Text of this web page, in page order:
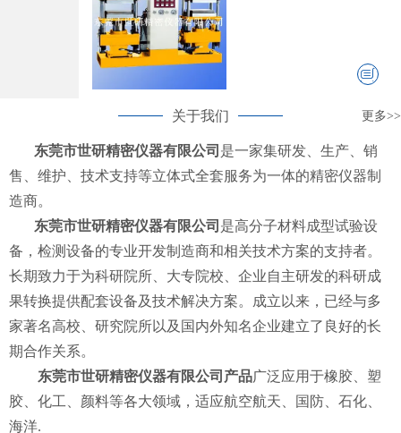
关于我们 更多>>
东莞市世研精密仪器有限公司 是一家集研发、生产、销
售、维护、技术支持等立体式全套服务为一体的精密仪器制
造商。
东莞市世研精密仪器有限公司 是高分子材料成型试验设
备，检测设备的专业开发制造商和相关技术方案的支持者。
长期致力于为科研院所、大专院校、企业自主研发的科研成
果转换提供配套设备及技术解决方案。成立以来，已经与多
家著名高校、研究院所以及国内外知名企业建立了良好的长
期合作关系。
东莞市世研精密仪器有限公司产品广泛应用于橡胶、塑
胶、化工、颜料等各大领域，适应航空航天、国防、石化、
海洋.